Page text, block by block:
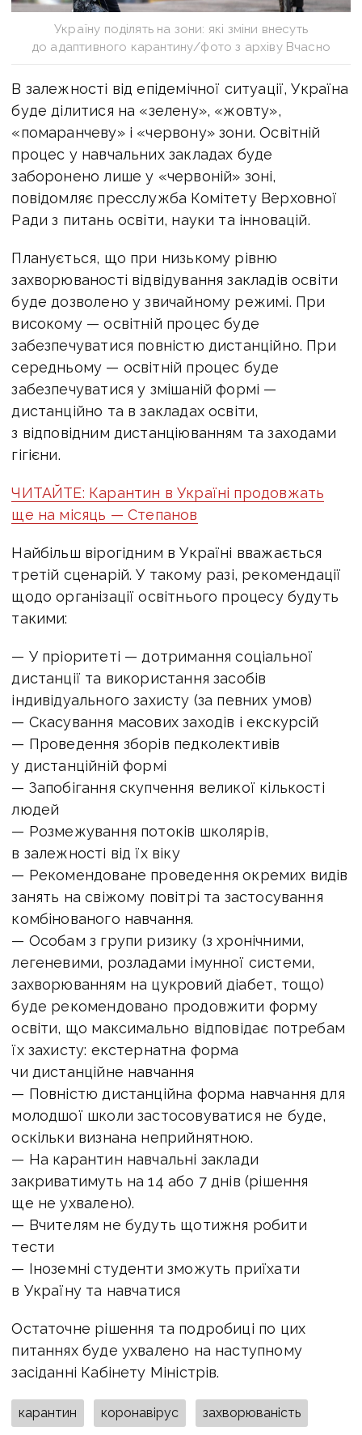
Україну поділять на зони: які зміни внесуть
до адаптивного карантину/фото з архіву Вчасно
В залежності від епідемічної ситуації, Україна
буде ділитися на «зелену», «жовту»,
«помаранчеву» і «червону» зони. Освітній
процес у навчальних закладах буде
заборонено лише у «червоній» зоні,
повідомляє пресслужба Комітету Верховної
Ради з питань освіти, науки та інновацій.
Планується, що при низькому рівню
захворюваності відвідування закладів освіти
буде дозволено у звичайному режимі. При
високому — освітній процес буде
забезпечуватися повністю дистанційно. При
середньому — освітній процес буде
забезпечуватися у змішаній формі —
дистанційно та в закладах освіти,
з відповідним дистанціюванням та заходами
гігієни.
ЧИТАЙТЕ: Карантин в Україні продовжать
ще на місяць — Степанов
Найбільш вірогідним в Україні вважається
третій сценарій. У такому разі, рекомендації
щодо організації освітнього процесу будуть
такими:
— У пріоритеті — дотримання соціальної
дистанції та використання засобів
індивідуального захисту (за певних умов)
— Скасування масових заходів і екскурсій
— Проведення зборів педколективів
у дистанційній формі
— Запобігання скупчення великої кількості
людей
— Розмежування потоків школярів,
в залежності від їх віку
— Рекомендоване проведення окремих видів
занять на свіжому повітрі та застосування
комбінованого навчання.
— Особам з групи ризику (з хронічними,
легеневими, розладами імунної системи,
захворюванням на цукровий діабет, тощо)
буде рекомендовано продовжити форму
освіти, що максимально відповідає потребам
їх захисту: екстернатна форма
чи дистанційне навчання
— Повністю дистанційна форма навчання для
молодшої школи застосовуватися не буде,
оскільки визнана неприйнятною.
— На карантин навчальні заклади
закриватимуть на 14 або 7 днів (рішення
ще не ухвалено).
— Вчителям не будуть щотижня робити
тести
— Іноземні студенти зможуть приїхати
в Україну та навчатися
Остаточне рішення та подробиці по цих
питаннях буде ухвалено на наступному
засіданні Кабінету Міністрів.
карантин коронавірус захворюваність